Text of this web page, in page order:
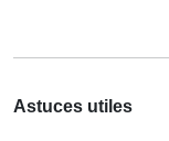
Astuces utiles